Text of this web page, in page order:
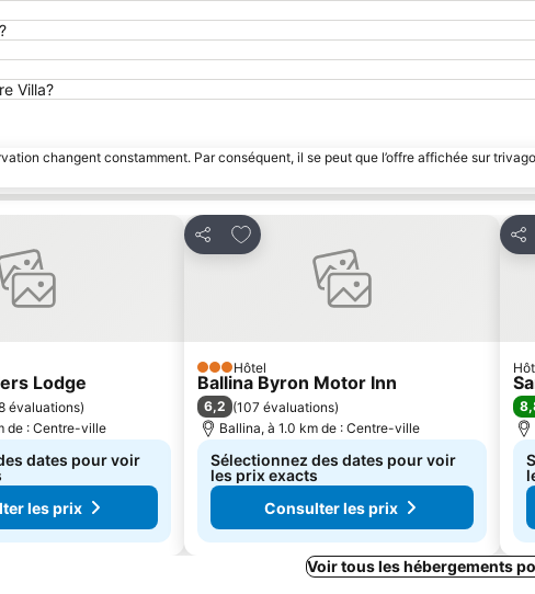
Villa?
changent constamment. Par conséquent, il se peut que l’offre affichée sur
favoris
Lodge
évaluations)
de : Centre-ville
dates pour voir
les prix
Partager
Ajouter à mes favoris
3 Étoiles
Hôtel
Ballina Byron Motor Inn
6,2 (107 évaluations)
Ballina, à 1.0 km de : Centre-ville
Sélectionnez des dates pour voir
les prix exacts
Consulter les prix
Voir tous les hébergements